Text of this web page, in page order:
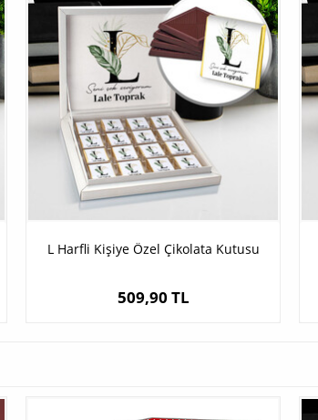
L Harfli Kişiye Özel Çikolata Kutusu
509,90 TL